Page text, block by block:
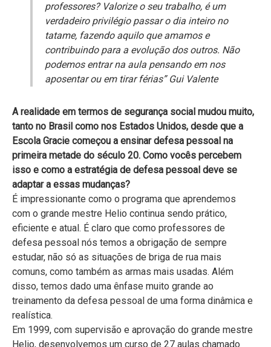
professores? Valorize o seu trabalho, é um
verdadeiro privilégio passar o dia inteiro no
tatame, fazendo aquilo que amamos e
contribuindo para a evolução dos outros. Não
podemos entrar na aula pensando em nos
aposentar ou em tirar férias” Gui Valente
A realidade em termos de segurança social mudou muito,
tanto no Brasil como nos Estados Unidos, desde que a
Escola Gracie começou a ensinar defesa pessoal na
primeira metade do século 20. Como vocês percebem
isso e como a estratégia de defesa pessoal deve se
adaptar a essas mudanças?
É impressionante como o programa que aprendemos
com o grande mestre Helio continua sendo prático,
eficiente e atual. É claro que como professores de
defesa pessoal nós temos a obrigação de sempre
estudar, não só as situações de briga de rua mais
comuns, como também as armas mais usadas. Além
disso, temos dado uma ênfase muito grande ao
treinamento da defesa pessoal de uma forma dinâmica e
realística.
Em 1999, com supervisão e aprovação do grande mestre
Helio, desenvolvemos um curso de 27 aulas chamado